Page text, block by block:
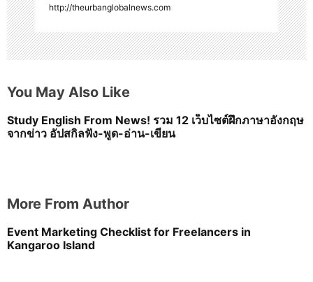
http://theurbanglobalnews.com
You May Also Like
Study English From News! รวม 12 เว็บไซต์ฝึกภาษาอังกฤษ
จากข่าว อัปสกิลฟัง-พูด-อ่าน-เขียน
More From Author
Event Marketing Checklist for Freelancers in
Kangaroo Island